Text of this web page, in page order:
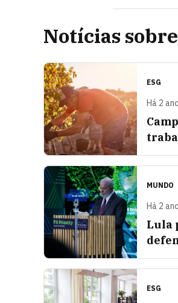
Notícias
ESG
Há 2
MUNDO
Há 2
Lula
ESG